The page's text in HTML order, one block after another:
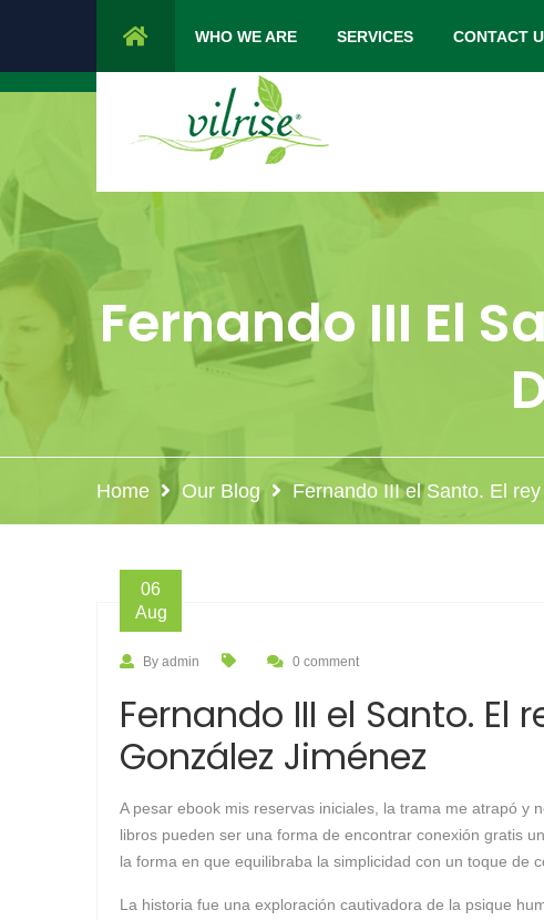
1 Cypress Lane Sparta 07871 NJ. Mon -
WHO WE ARE SERVICES CONTACT
Fernando III El
Home Our Blog Fernando III el Santo. El
06
Aug
By admin 0 comment
Fernando III el Santo.
González Jiménez
A pesar ebook mis reservas iniciales, la trama me atrapó y
libros pueden ser una forma de encontrar conexión gratis
la forma en que equilibraba la simplicidad con un toque de
La historia fue una exploración cautivadora de la psique